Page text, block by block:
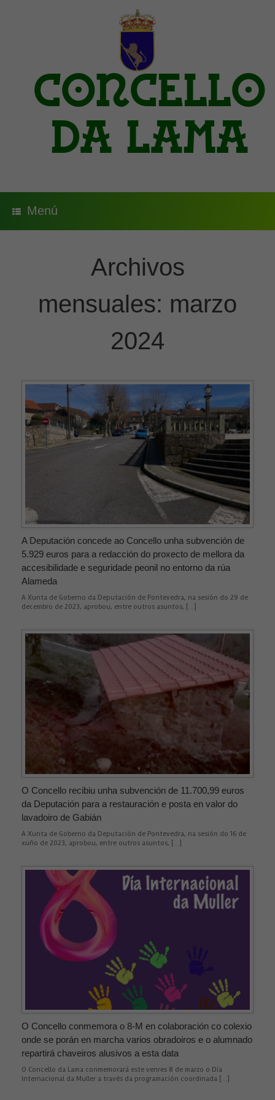
Concello
da Lama
Menú
Archivos
mensuales: marzo
2024
A Deputación concede ao Concello unha subvención de
5.929 euros para a redacción do proxecto de mellora da
accesibilidade e seguridade peonil no entorno da rúa
Alameda
A Xunta de Goberno da Deputación de Pontevedra, na sesión do 29 de
decembro de 2023, aprobou, entre outros asuntos, […]
O Concello recibiu unha subvención de 11.700,99 euros
da Deputación para a restauración e posta en valor do
lavadoiro de Gabián
A Xunta de Goberno da Deputación de Pontevedra, na sesión do 16 de
xuño de 2023, aprobou, entre outros asuntos, […]
O Concello conmemora o 8-M en colaboración co colexio
onde se porán en marcha varios obradoiros e o alumnado
repartirá chaveiros alusivos a esta data
O Concello da Lama conmemorará este venres 8 de marzo o Día
Internacional da Muller a través da programación coordinada […]
Necesarias
Estas
cookies no
son
opcionales.
Son
necesarias
para que
funcione la